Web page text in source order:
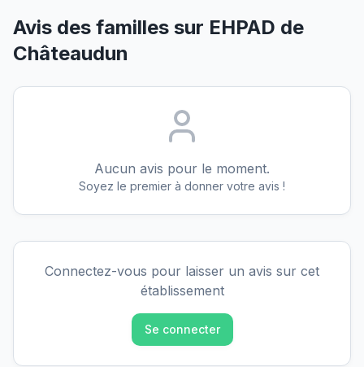
Avis des familles sur EHPAD de
Châteaudun
Aucun avis pour le moment.
Soyez le premier à donner votre avis !
Connectez-vous pour laisser un avis sur cet
établissement
Se connecter